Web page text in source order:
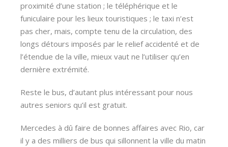
proximité d’une station ; le téléphérique et le
funiculaire pour les lieux touristiques ; le taxi n’est
pas cher, mais, compte tenu de la circulation, des
longs détours imposés par le relief accidenté et de
l’étendue de la ville, mieux vaut ne l’utiliser qu’en
dernière extrémité.
Reste le bus, d’autant plus intéressant pour nous
autres seniors qu’il est gratuit.
Mercedes à dû faire de bonnes affaires avec Rio, car
il y a des milliers de bus qui sillonnent la ville du matin